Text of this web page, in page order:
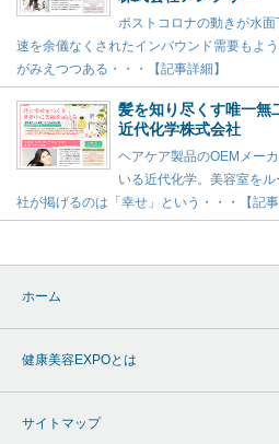
ポストコロナの動きが水
速を余儀なくされたインバウンド需要もよ
がみえつつある・・・【記事詳細】
髪を知り尽くす唯一無
近代化学株式会社
ヘアケア製品のOEMメー
いる近代化学。美容室を
社が掲げるのは「幸せ」という・・・【記事
ホーム
健康美容EXPOとは
サイトマップ